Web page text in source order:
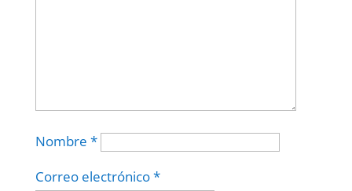
Nombre *
Correo electrónico*